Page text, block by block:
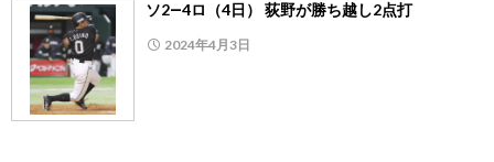
ソ2―4ロ（4日） 荻野が勝ち越し2点打
2024年4月3日